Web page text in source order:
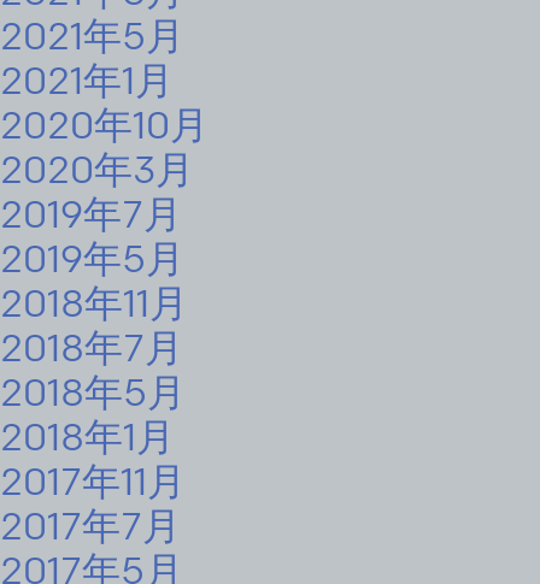
2021年5月
2021年1月
2020年10月
2020年3月
2019年7月
2019年5月
2018年11月
2018年7月
2018年5月
2018年1月
2017年11月
2017年7月
2017年5月